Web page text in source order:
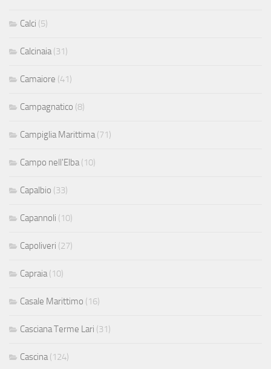
Calci (5)
Calcinaia (31)
Camaiore (41)
Campagnatico (8)
Campiglia Marittima (71)
Campo nell'Elba (10)
Capalbio (33)
Capannoli (10)
Capoliveri (27)
Capraia (10)
Casale Marittimo (16)
Casciana Terme Lari (31)
Cascina (124)